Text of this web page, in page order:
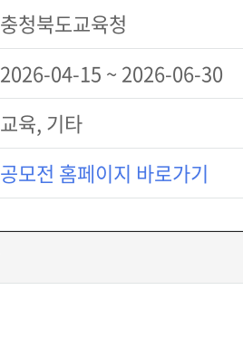
충청북도교육청
2026-04-15 ~ 2026-06-30
교육, 기타
공모전 홈페이지 바로가기